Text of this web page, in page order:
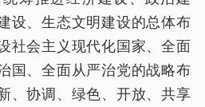
设、生态文明建设的总体布
社会主义现代化国家、全面
国、全面从严治党的战略布
、协调、绿色、开放、共享